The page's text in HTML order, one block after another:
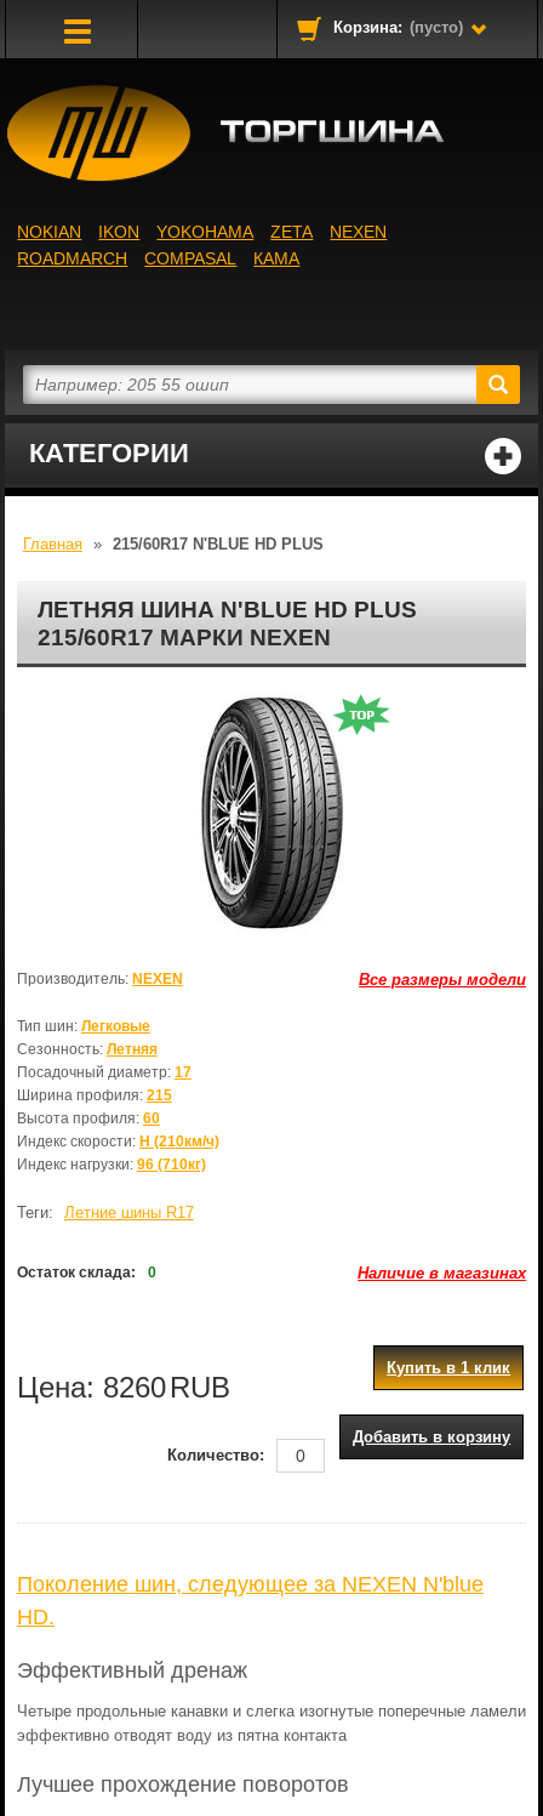
Корзина: (пусто)
КАТЕГОРИИ
NOKIAN IKON YOKOHAMA ZETA
NEXEN
ROADMARCH
COMPASAL КАМА
Главная » 215/60R17 N'BLUE HD PLUS
ЛЕТНЯЯ ШИНА N'BLUE HD PLUS
215/60R17 МАРКИ NEXEN
Все размеры модели
Производитель: NEXEN
Тип шин: Легковые
Сезонность: Летняя
Посадочный диаметр: 17
Ширина профиля: 215
Высота профиля: 60
Индекс скорости: H (210км/ч)
Индекс нагрузки: 96 (710кг)
Теги: Летние шины R17
Остаток склада: 0 Наличие в магазинах
Цена: 8260RUB
Купить в 1 клик
Добавить в корзину
Количество:
Поколение шин, следующее за NEXEN N'blue
HD.
Эффективный дренаж
Четыре продольные канавки и слегка изогнутые поперечные ламели
эффективно отводят воду из пятна контакта
Лучшее прохождение поворотов